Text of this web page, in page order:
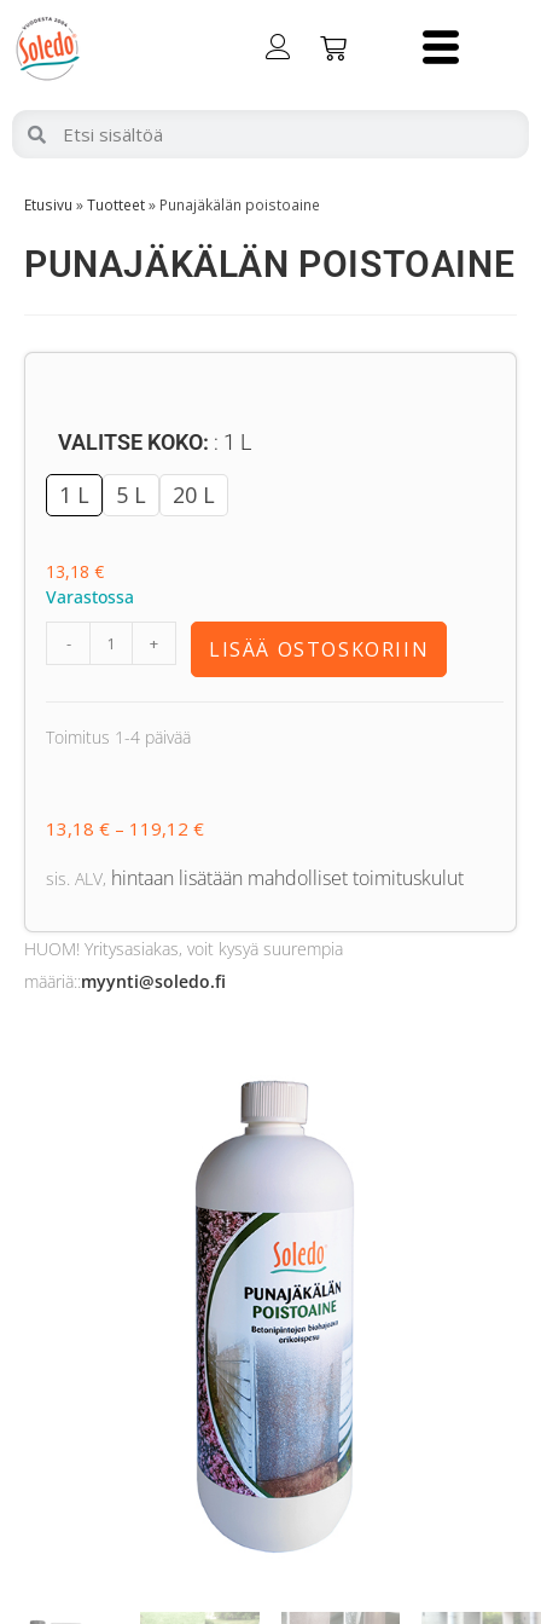
Etusivu »Tuotteet» Punajäkälän poistoaine
PUNAJÄKÄLÄN POISTOAINE
VALITSE KOKO: 1 L
1 L 5 L 20 L
13,18 €
Varastossa
- + LISÄÄ OSTOSKORIIN
Toimitus 1-4 päivää
13,18 € – 119,12 €
sis. ALV, hintaan lisätään mahdolliset toimituskulut
HUOM! Yritysasiakas, voit kysyä suurempia
määriä::myynti@soledo.fi